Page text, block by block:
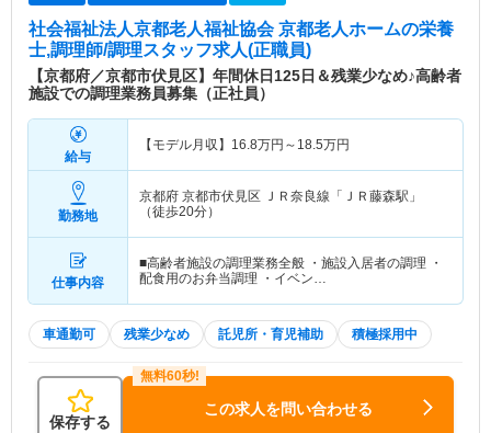
や障がい支援事業など、地域における福祉の担い手
として幅広く取り組んでいます。 ■子育て支援に力
を入れており、多くの子育て中のスタッフが活躍し
ています。 【関連施設】 京都老人ホーム／春日丘
センター／東高瀬川センター／伏見センターほっこ
り／板橋の町家ほっこり／深草センターほっこり／
まちかど相談スポット北部／稲荷の家ほっこり／あ
んしんサポート伏見／醍醐の家ほっこり／おぐすり
センター／まちかど相談スポット中部／小栗栖の家
特色
社会福祉法人 京都老人福祉協会は、1957年に設立
スの提供機関です。高齢者、障がい者、児童向けの
多岐にわたるサービスを展開し、地域社会に貢献し
ています。 主な事業内容には、特別養護老人ホー
ムや短期入所施設を運営し、高齢者向けには訪問入
浴サービス、デイサービス、訪問看護、配食サービ
社会福祉法人京都老人福祉協会 京都老人ホームの栄養
士,調理師/調理スタッフ求人(正職員)
【京都府／京都市伏見区】年間休日125日＆残業少なめ♪高齢者
施設での調理業務員募集（正社員）
給与
【モデル月収】 16.8万円～ 18.5万円
勤務地
京都府 京都市伏見区
ＪＲ奈良線「ＪＲ藤森駅」
（徒歩20分）
仕事内容
■高齢者施設の調理業務全般 ・施設入居者の調理 ・
配食用のお弁当調理 ・イベン…
車通勤可 残業少なめ 託児所・育児補助 積極採用中
保存する
この求人を問い合わせる